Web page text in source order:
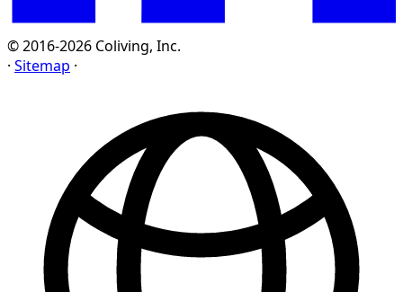
© 2016-2026 Coliving, Inc.
· Sitemap ·